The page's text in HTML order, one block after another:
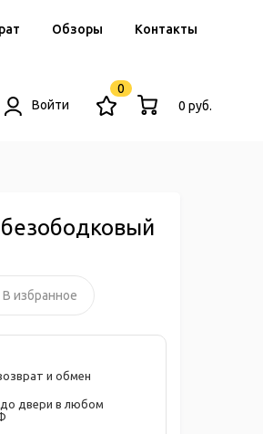
Обзоры Контакты
Войти
0
0 руб.
В избранное
и обмен
двери в любом